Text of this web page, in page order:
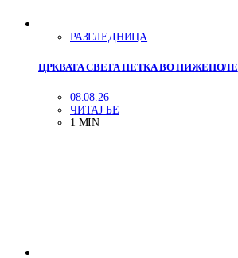
РАЗГЛЕДНИЦА
ЦРКВАТА СВЕТА ПЕТКА ВО НИЖЕПОЛЕ
08.08.26
ЧИТАЈ БЕ
1 MIN